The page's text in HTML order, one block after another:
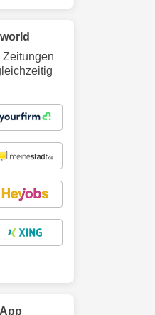
Zeitungen